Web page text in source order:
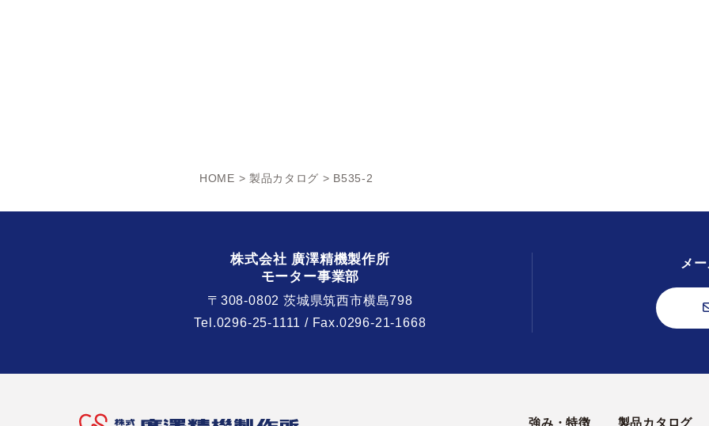
HOME > 製品カタログ > B535-2
メ
株式会社 廣澤精機製作所
モーター事業部
〒308-0802 茨城県筑西市横島798
Tel.0296-25-1111 / Fax.0296-21-1668
強み・特徴 製品カタログ